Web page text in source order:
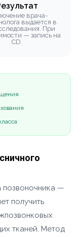
врача-
выдается в
При
— запись на
CD.
позвоночника —
получить
тканей. Метод